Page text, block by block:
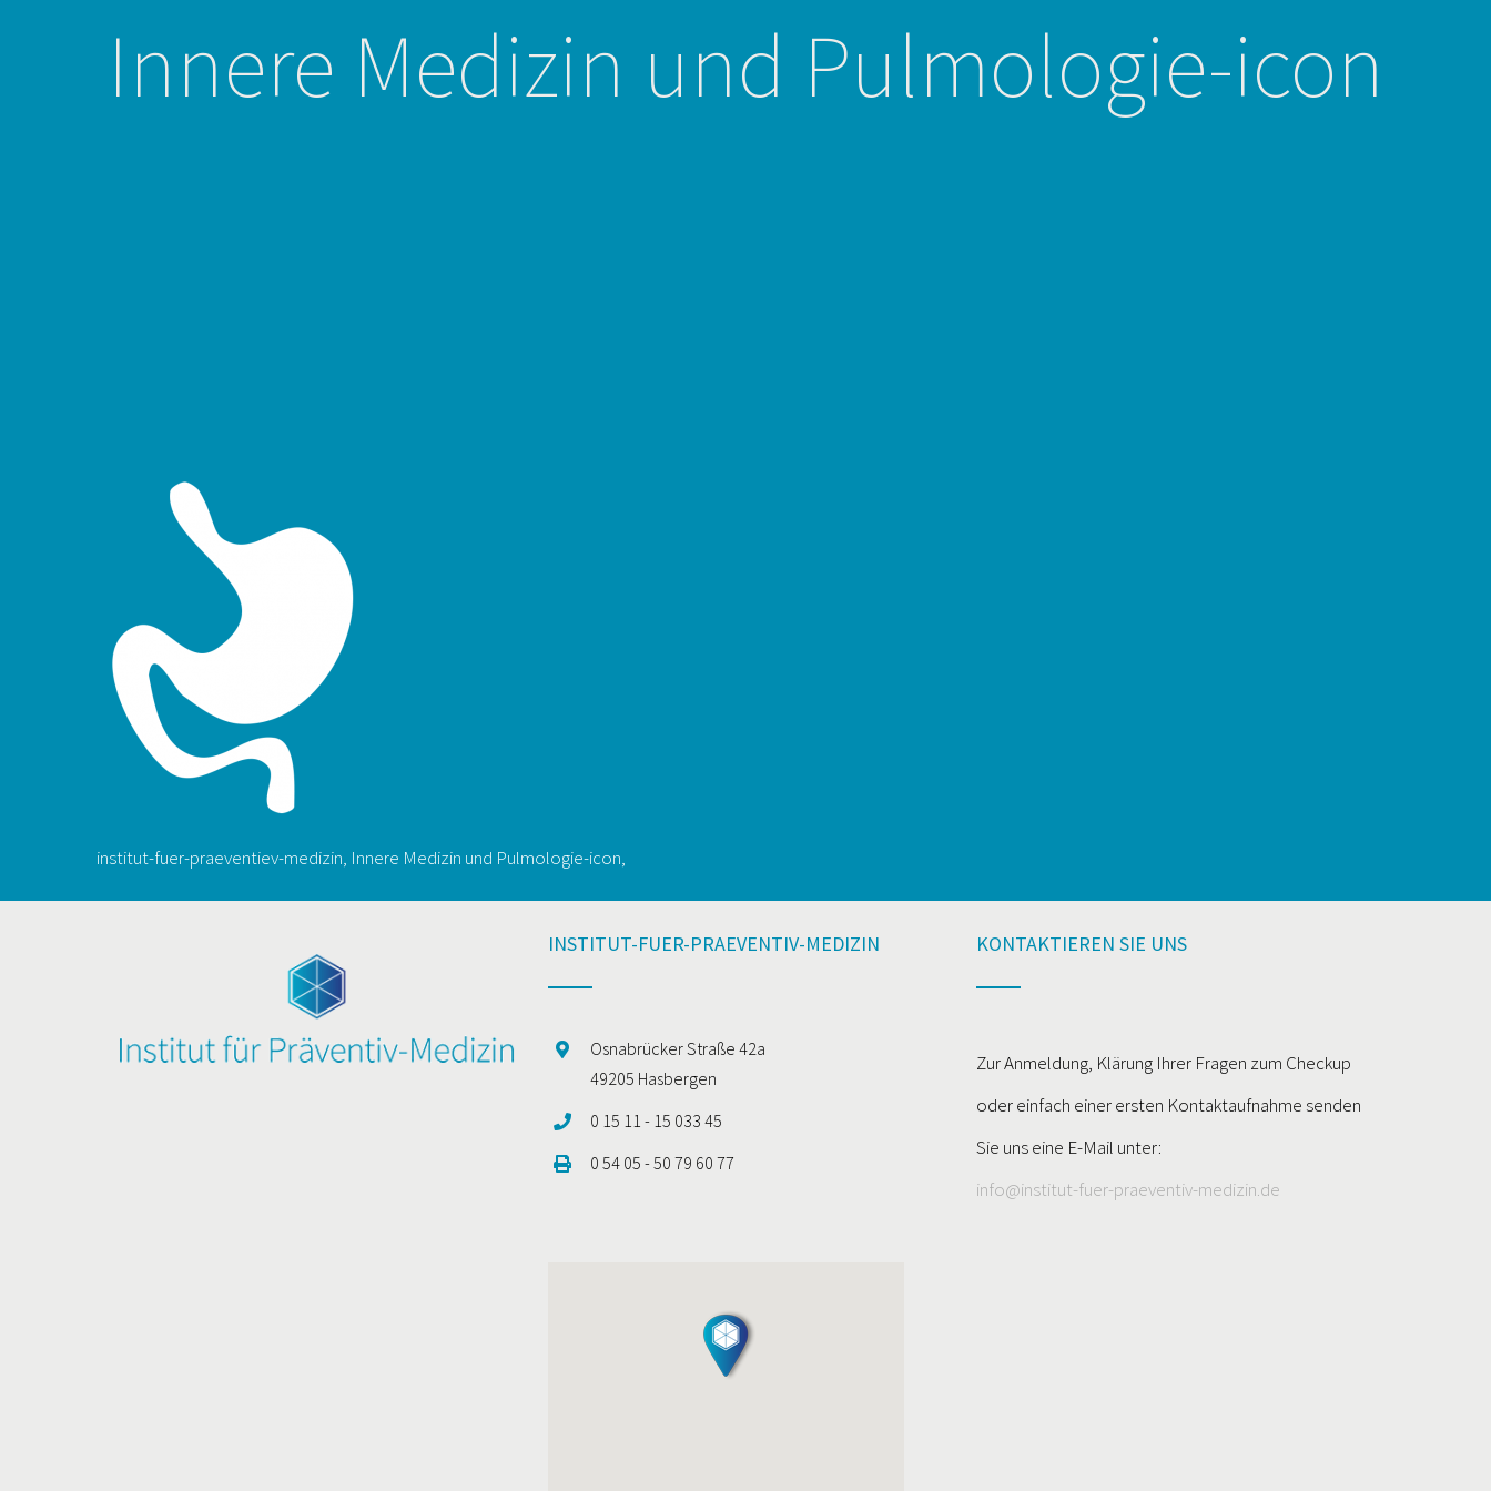
Innere Medizin und Pulmologie-icon
institut-fuer-praeventiev-medizin, Innere Medizin und Pulmologie-icon,
INSTITUT-FUER-PRAEVENTIV-MEDIZIN
Osnabrücker Straße 42a
49205 Hasbergen
0 15 11 - 15 033 45
0 54 05 - 50 79 60 77
KONTAKTIEREN SIE UNS
Zur Anmeldung, Klärung Ihrer Fragen zum Checkup
oder einfach einer ersten Kontaktaufnahme senden
Sie uns eine E-Mail unter:
info@institut-fuer-praeventiv-medizin.de